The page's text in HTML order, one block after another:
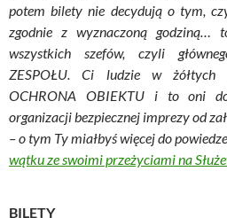
potem bilety nie decydują o tym,
zgodnie z wyznaczoną godziną…
wszystkich szefów, czyli
ZESPOŁU. Ci ludzie w żółtych
OCHRONA OBIEKTU i to oni
organizacji bezpiecznej imprezy od
–o tym Ty miałbyś więcej do
wątku ze swoimi przeżyciami na
BILETY